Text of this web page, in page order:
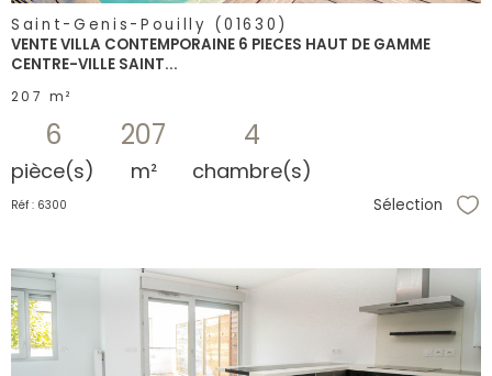
Saint-Genis-Pouilly (01630)
VENTE VILLA CONTEMPORAINE 6 PIECES HAUT DE GAMME
CENTRE-VILLE SAINT...
207 m²
6
pièce(s)
207
m²
4
chambre(s)
Réf : 6300 Sélection